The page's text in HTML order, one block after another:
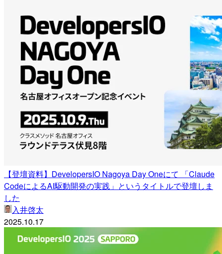
【登壇資料】DevelopersIO Nagoya Day Oneにて 「Claude
CodeによるAI駆動開発の実践」というタイトルで登壇しま
した
入井啓太
2025.10.17